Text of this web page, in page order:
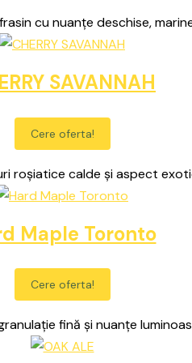
cu nuanțe deschise,
SAVANNAH
Cere oferta!
roșiatice calde și aspect
Maple Toronto
Cere oferta!
fină și nuanțe